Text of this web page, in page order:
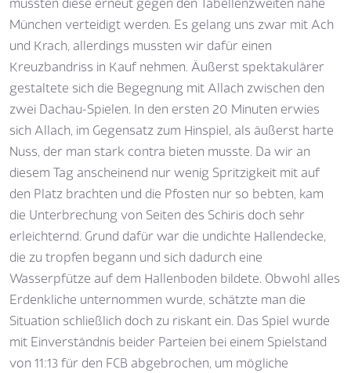
mussten diese erneut gegen den Tabellenzweiten nahe
München verteidigt werden. Es gelang uns zwar mit Ach
und Krach, allerdings mussten wir dafür einen
Kreuzbandriss in Kauf nehmen. Äußerst spektakulärer
gestaltete sich die Begegnung mit Allach zwischen den
zwei Dachau-Spielen. In den ersten 20 Minuten erwies
sich Allach, im Gegensatz zum Hinspiel, als äußerst harte
Nuss, der man stark contra bieten musste. Da wir an
diesem Tag anscheinend nur wenig Spritzigkeit mit auf
den Platz brachten und die Pfosten nur so bebten, kam
die Unterbrechung von Seiten des Schiris doch sehr
erleichternd. Grund dafür war die undichte Hallendecke,
die zu tropfen begann und sich dadurch eine
Wasserpfütze auf dem Hallenboden bildete. Obwohl alles
Erdenkliche unternommen wurde, schätzte man die
Situation schließlich doch zu riskant ein. Das Spiel wurde
mit Einverständnis beider Parteien bei einem Spielstand
von 11:13 für den FCB abgebrochen, um mögliche